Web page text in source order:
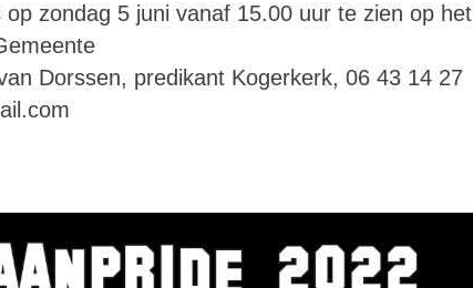
op zondag 5 juni vanaf 15.00 uur te zien op het
Dorssen, predikant Kogerkerk, 06 43 14 27